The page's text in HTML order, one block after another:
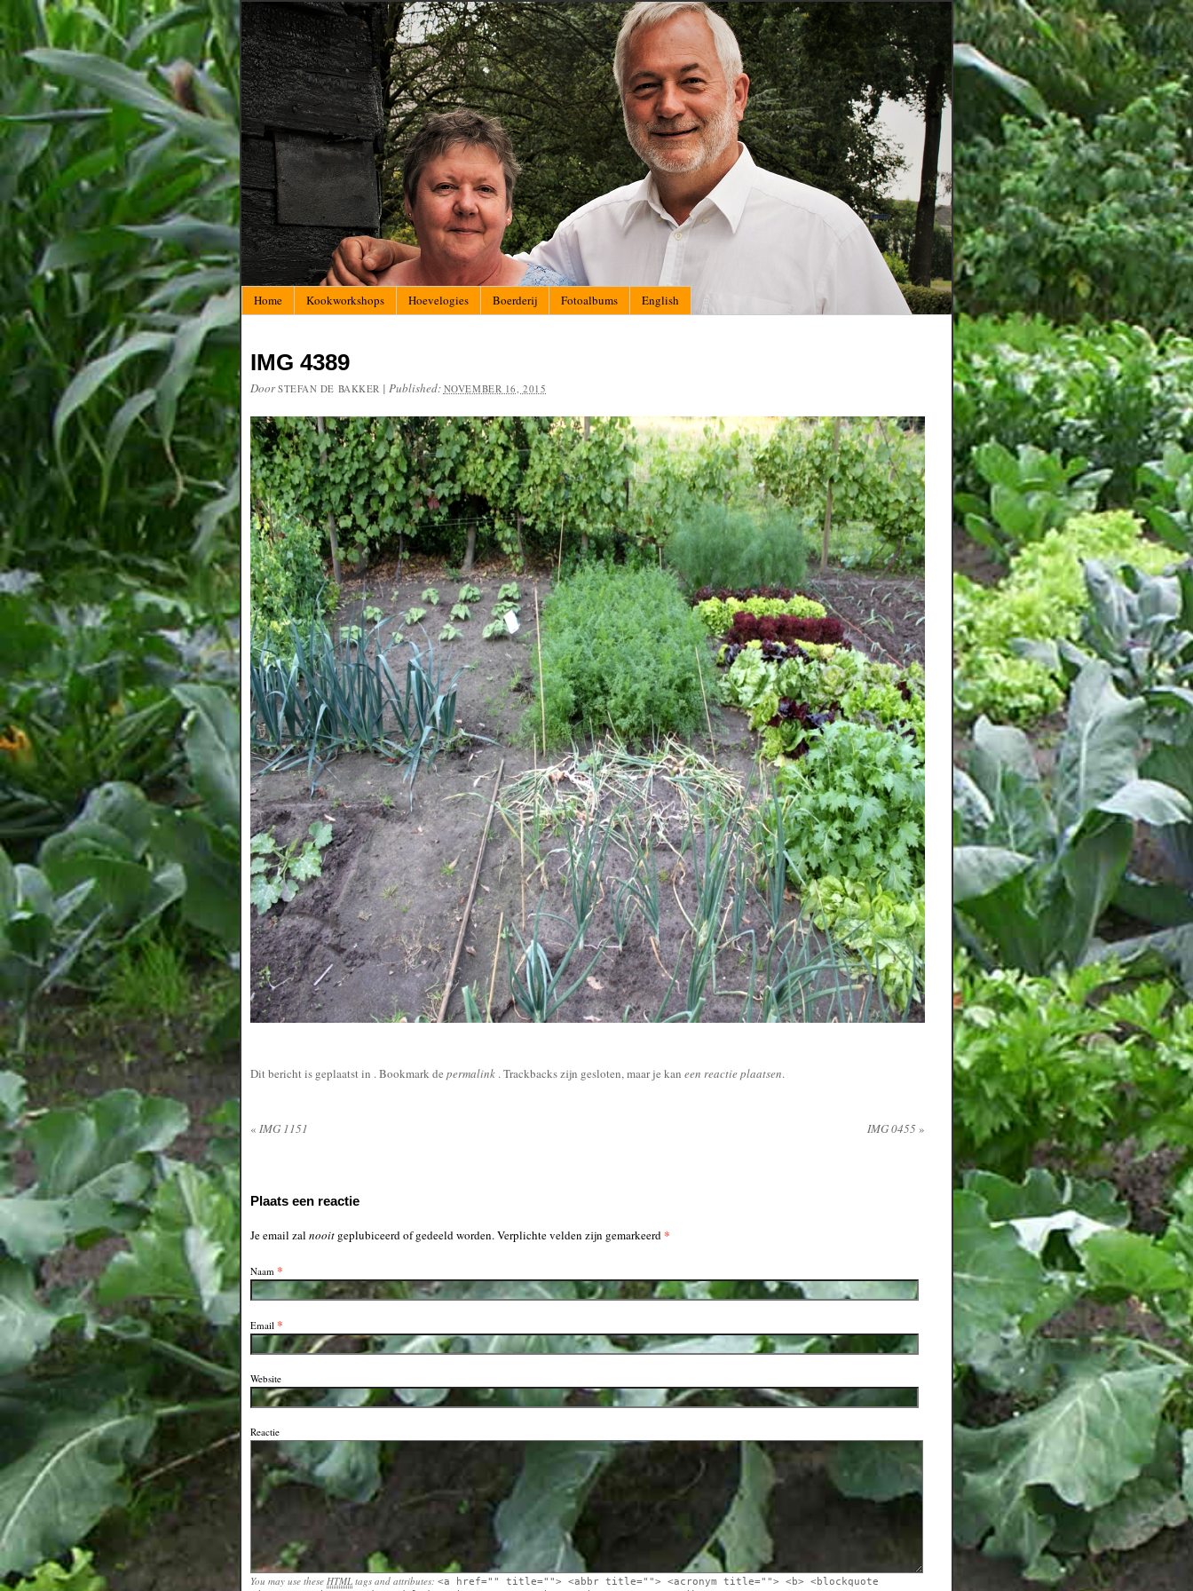
Home Kookworkshops Hoevelogies Boerderij Fotoalbums English
IMG 4389
DoorSTEFAN DE BAKKER | Published: NOVEMBER 16, 2015
Dit bericht is geplaatst in . Bookmark de permalink . Trackbacks zijn gesloten, maar je kan een reactie plaatsen.
« IMG 1151 IMG 0455»
Plaats een reactie
Je email zal nooit geplubiceerd of gedeeld worden. Verplichte velden zijn gemarkeerd*
Naam *
Email *
Website
Reactie
You may use these HTML tags and attributes: <a href="" title=""> <abbr title=""> <acronym title=""> <b> <blockquote